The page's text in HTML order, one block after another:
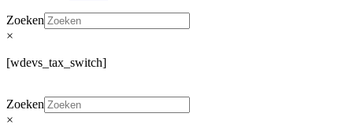
Zoeken
×
[wdevs_tax_switch]
Zoeken
×